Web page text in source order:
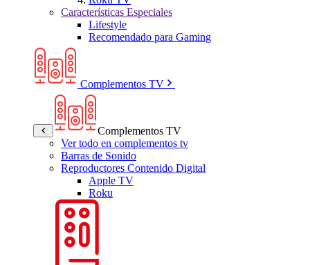
Características Especiales
Lifestyle
Recomendado para Gaming
Complementos TV
Complementos TV
Ver todo en complementos tv
Barras de Sonido
Reproductores Contenido Digital
Apple TV
Roku